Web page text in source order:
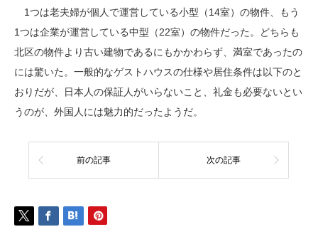
1つは老夫婦が個人で運営している小型（14室）の物件、もう
1つは企業が運営している中型（22室）の物件だった。どちらも
北区の物件より古い建物であるにもかかわらず、満室であったの
には驚いた。一般的なゲストハウスの仕様や居住条件は以下のと
おりだが、日本人の保証人がいらないこと、礼金も必要ないとい
うのが、外国人には魅力的だったようだ。
前の記事 次の記事